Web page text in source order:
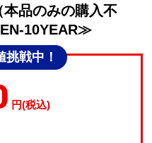
品のみの購入不
10YEAR≫
挑戦中！
円(税込)